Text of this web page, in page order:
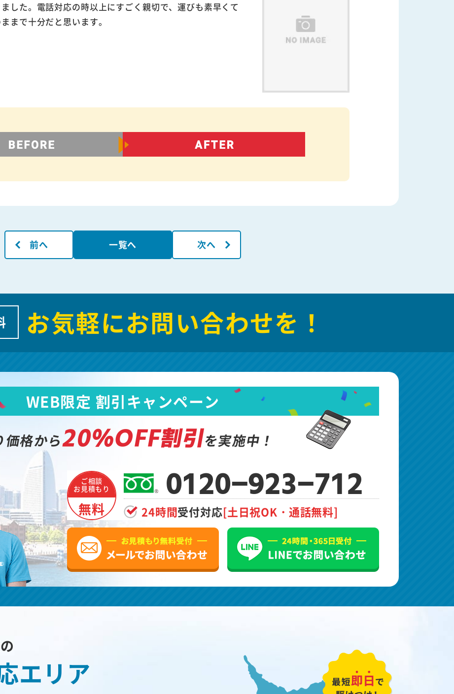
した。電話対応の時以上にすごく親切で、運びも素早くて
まで十分だと思います。
前へ 一覧へ 次へ
お気軽にお問い合わせを！
WEB限定 割引キャンペーン
価格から20%OFF割引を実施中！
ご相談
お見積もり
無料
0120-923-712
24時間受付対応[土日祝OK・通話無料]
エリア